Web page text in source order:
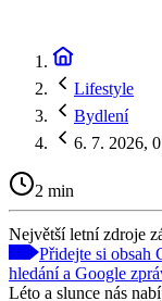
Lifestyle
Bydlení
6. 7. 2026,
2 min
Největší letní zdroje
Přidejte si obsah
hledání a Google
Léto a slunce nás